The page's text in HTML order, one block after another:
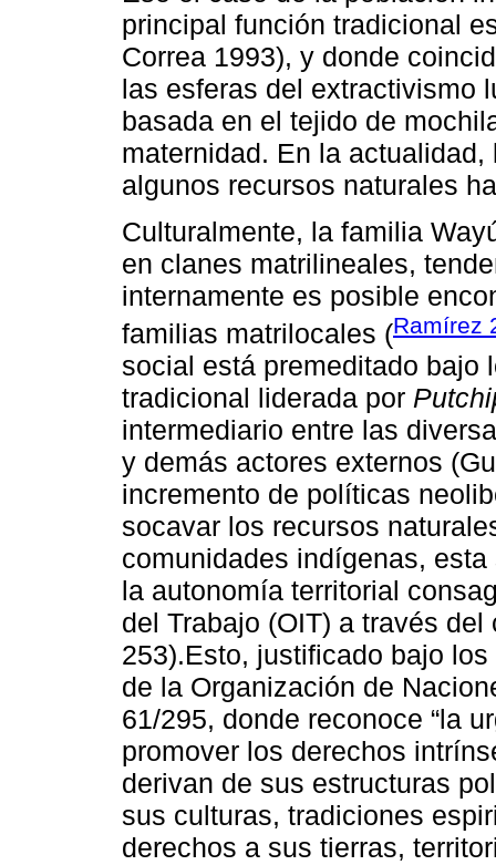
principal función tradicional
Correa 1993), y donde
las esferas del extractivismo
basada en el tejido de
maternidad. En la
algunos recursos naturales
Culturalmente, la familia
en clanes matrilineales,
internamente es posible
familias matrilocales (Ramírez
social está premeditado bajo
tradicional liderada por
intermediario entre las
y demás actores externos
incremento de políticas
socavar los recursos
comunidades indígenas,
la autonomía territorial
del Trabajo (OIT) a través
253).Esto, justificado bajo
de la Organización de
61/295, donde reconoce “la
promover los derechos
derivan de sus estructuras
sus culturas, tradiciones
derechos a sus tierras,